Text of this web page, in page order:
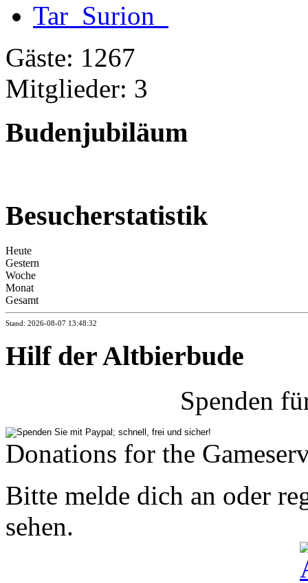
Tar_Surion_
Gäste: 1267
Mitglieder: 3
Budenjubiläum
Besucherstatistik
Heute
Gestern
Woche
Monat
Gesamt
Stand: 2026-08-07 13:48:32
Hilf der Altbierbude
Spenden
Donations for the
Bitte melde dich an oder
sehen.